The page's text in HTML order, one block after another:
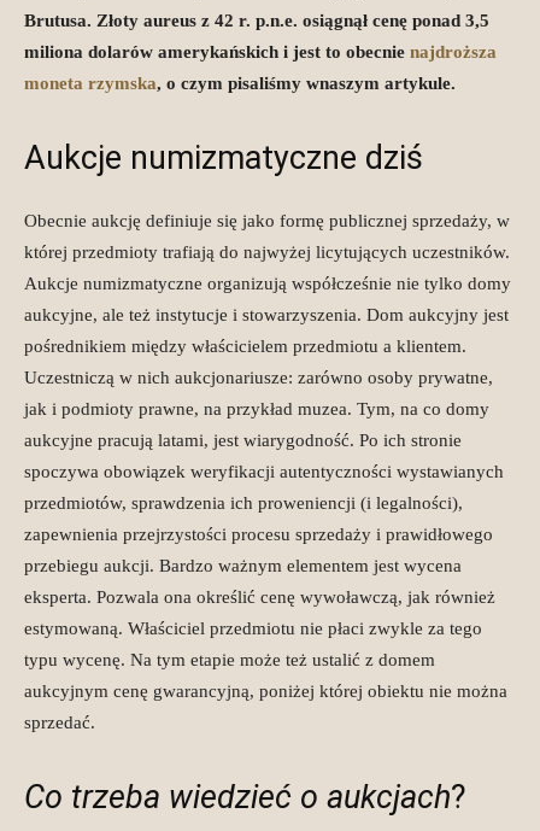
Brutusa. Złoty aureus z 42 r. p.n.e. osiągnął cenę ponad 3,5
miliona dolarów amerykańskich i jest to obecnie najdroższa
moneta rzymska, o czym pisaliśmy wnaszym artykule.
Aukcje numizmatyczne dziś
Obecnie aukcję definiuje się jako formę publicznej sprzedaży, w
której przedmioty trafiają do najwyżej licytujących uczestników.
Aukcje numizmatyczne organizują współcześnie nie tylko domy
aukcyjne, ale też instytucje i stowarzyszenia. Dom aukcyjny jest
pośrednikiem między właścicielem przedmiotu a klientem.
Uczestniczą w nich aukcjonariusze: zarówno osoby prywatne,
jak i podmioty prawne, na przykład muzea. Tym, na co domy
aukcyjne pracują latami, jest wiarygodność. Po ich stronie
spoczywa obowiązek weryfikacji autentyczności wystawianych
przedmiotów, sprawdzenia ich proweniencji (i legalności),
zapewnienia przejrzystości procesu sprzedaży i prawidłowego
przebiegu aukcji. Bardzo ważnym elementem jest wycena
eksperta. Pozwala ona określić cenę wywoławczą, jak również
estymowaną. Właściciel przedmiotu nie płaci zwykle za tego
typu wycenę. Na tym etapie może też ustalić z domem
aukcyjnym cenę gwarancyjną, poniżej której obiektu nie można
sprzedać.
Co trzeba wiedzieć o aukcjach?